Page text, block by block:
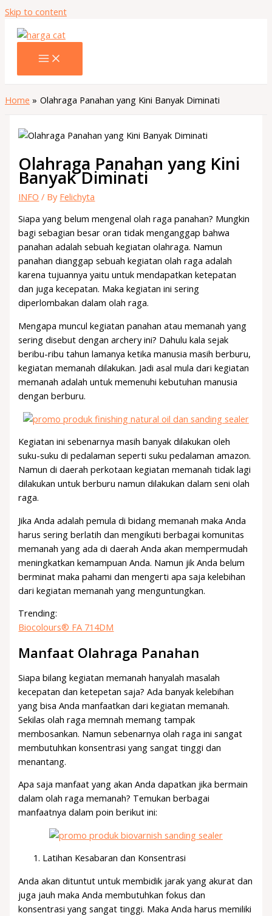
Skip to content
Home Olahraga Panahan yang Kini Banyak Diminati
Olahraga Panahan yang Kini
Banyak Diminati
INFO / By Felichyta
Siapa yang belum mengenal olah raga panahan? Mungkin
bagi sebagian besar oran tidak menganggap bahwa
panahan adalah sebuah kegiatan olahraga. Namun
panahan dianggap sebuah kegiatan olah raga adalah
karena tujuannya yaitu untuk mendapatkan ketepatan
dan juga kecepatan. Maka kegiatan ini sering
diperlombakan dalam olah raga.
Mengapa muncul kegiatan panahan atau memanah yang
sering disebut dengan archery ini? Dahulu kala sejak
beribu-ribu tahun lamanya ketika manusia masih berburu,
kegiatan memanah dilakukan. Jadi asal mula dari kegiatan
memanah adalah untuk memenuhi kebutuhan manusia
dengan berburu.
Kegiatan ini sebenarnya masih banyak dilakukan oleh
suku-suku di pedalaman seperti suku pedalaman amazon.
Namun di daerah perkotaan kegiatan memanah tidak lagi
dilakukan untuk berburu namun dilakukan dalam seni olah
raga.
Jika Anda adalah pemula di bidang memanah maka Anda
harus sering berlatih dan mengikuti berbagai komunitas
memanah yang ada di daerah Anda akan mempermudah
meningkatkan kemampuan Anda. Namun jik Anda belum
berminat maka pahami dan mengerti apa saja kelebihan
dari kegiatan memanah yang menguntungkan.
Trending:
Biocolours® FA 714DM
Manfaat Olahraga Panahan
Siapa bilang kegiatan memanah hanyalah masalah
kecepatan dan ketepetan saja? Ada banyak kelebihan
yang bisa Anda manfaatkan dari kegiatan memanah.
Sekilas olah raga memnah memang tampak
membosankan. Namun sebenarnya olah raga ini sangat
membutuhkan konsentrasi yang sangat tinggi dan
menantang.
Apa saja manfaat yang akan Anda dapatkan jika bermain
dalam olah raga memanah? Temukan berbagai
manfaatnya dalam poin berikut ini:
Latihan Kesabaran dan Konsentrasi
Anda akan dituntut untuk membidik jarak yang akurat dan
juga jauh maka Anda membutuhkan fokus dan
konsentrasi yang sangat tinggi. Maka Anda harus memiliki